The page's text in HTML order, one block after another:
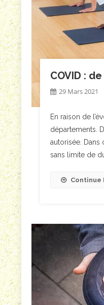
COVID :
29 Mars 2021
En raison de
départements.
autorisée. Dans
sans limite de
Continue